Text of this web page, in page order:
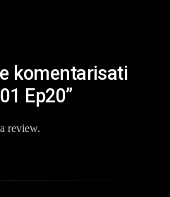
komentarisati
Ep20”
review.